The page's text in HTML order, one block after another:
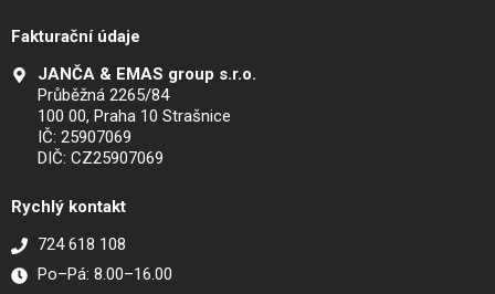
Fakturační údaje
JANČA & EMAS group s.r.o.
Průběžná 2265/84
100 00, Praha 10 Strašnice
IČ: 25907069
DIČ: CZ25907069
Rychlý kontakt
724 618 108
Po–Pá: 8.00–16.00